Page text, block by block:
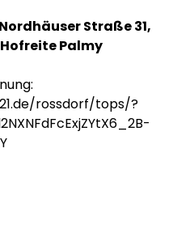
Straße 31,
Palmy
rossdorf/tops/?